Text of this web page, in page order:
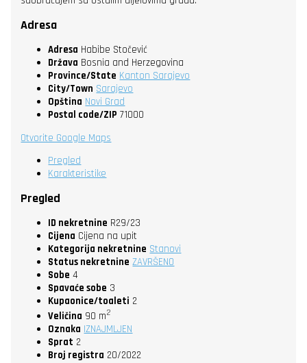
Adresa
Adresa Habibe Stočević
Država Bosnia and Herzegovina
Province/State Kanton Sarajevo
City/Town Sarajevo
Opština Novi Grad
Postal code/ZIP 71000
Otvorite Google Maps
Pregled
Karakteristike
Pregled
ID nekretnine R29/23
Cijena Cijena na upit
Kategorija nekretnine Stanovi
Status nekretnine ZAVRŠENO
Sobe 4
Spavaće sobe 3
Kupaonice/toaleti 2
Veličina 90 m2
Oznaka IZNAJMLJEN
Sprat 2
Broj registra 20/2022